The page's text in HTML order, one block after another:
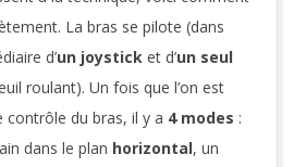
La bras se pilote (dans
d’un joystick et d’un seul
roulant). Un fois que l’on est
contrôle du bras, il y a 4 modes :
dans le plan horizontal, un